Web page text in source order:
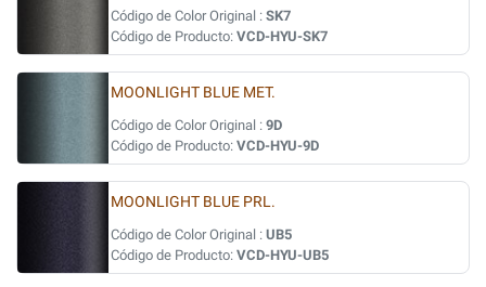
Código de Color Original : SK7
Código de Producto: VCD-HYU-SK7
MOONLIGHT BLUE MET.
Código de Color Original : 9D
Código de Producto: VCD-HYU-9D
MOONLIGHT BLUE PRL.
Código de Color Original : UB5
Código de Producto: VCD-HYU-UB5